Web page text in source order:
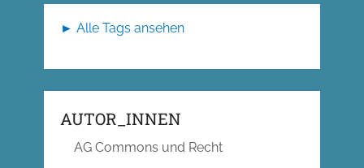
► Alle Tags ansehen
AUTOR_INNEN
AG Commons und Recht